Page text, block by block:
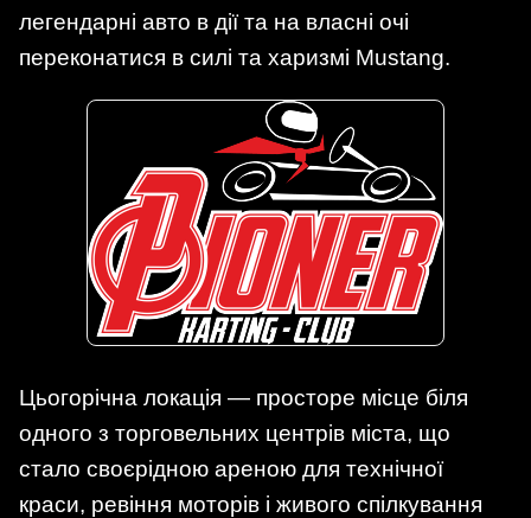
легендарні авто в дії та на власні очі
переконатися в силі та харизмі Mustang.
Цьогорічна локація — просторе місце біля
одного з торговельних центрів міста, що
стало своєрідною ареною для технічної
краси, ревіння моторів і живого спілкування